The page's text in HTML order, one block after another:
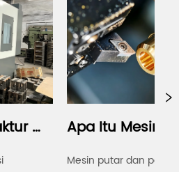
Apa Itu Mesin CNC
Turning dan Milling?
Mesin putar dan